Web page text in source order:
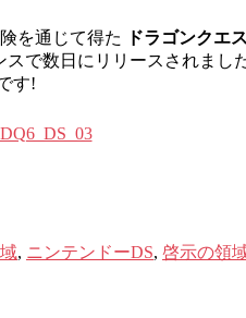
を通じて得た ドラゴンクエ
で数日にリリースされまし
す!
DQ6_DS_03
, ニンテンドーDS, 啓示の領